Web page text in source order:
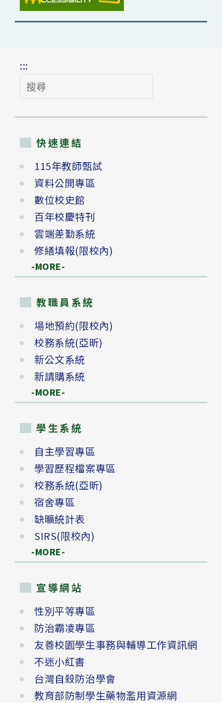
:::
搜
尋
快速連結
115年教師甄試
資料公開專區
數位校史館
百年校慶特刊
雲端差勤系統
修繕填報(限校內)
-MORE-
教職員系統
場地預約(限校內)
校務系統(亞昕)
新公文系統
新請購系統
-MORE-
學生系統
自主學習專區
學習歷程檔案專區
校務系統(亞昕)
宿舍專區
缺曠統計表
SIRS(限校內)
-MORE-
宣導網站
性別平等專區
防治霸凌專區
友善校園學生事務與輔導工作資訊網
不迷小紅書
台灣自殺防治學會
教育部防制學生藥物濫用資源網